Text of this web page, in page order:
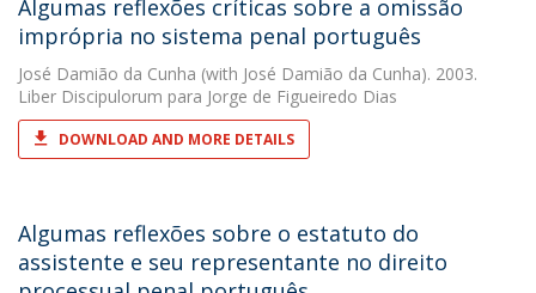
Algumas reflexões críticas sobre a omissão
imprópria no sistema penal português
José Damião da Cunha (with José Damião da Cunha). 2003.
Liber Discipulorum para Jorge de Figueiredo Dias
DOWNLOAD AND MORE DETAILS
Algumas reflexões sobre o estatuto do
assistente e seu representante no direito